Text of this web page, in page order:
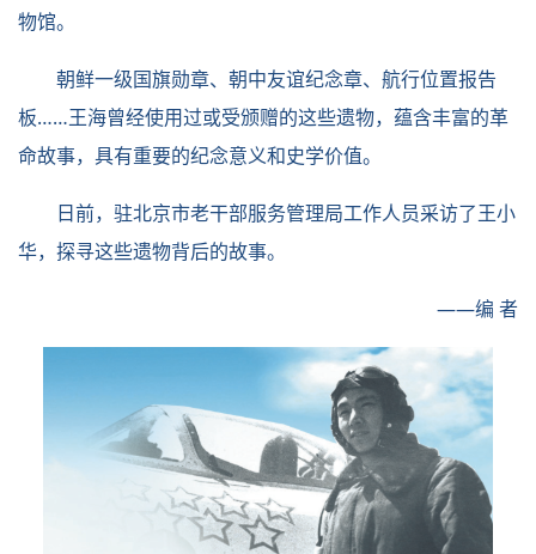
物馆。
朝鲜一级国旗勋章、朝中友谊纪念章、航行位置报告
板……王海曾经使用过或受颁赠的这些遗物，蕴含丰富的革
命故事，具有重要的纪念意义和史学价值。
日前，驻北京市老干部服务管理局工作人员采访了王小
华，探寻这些遗物背后的故事。
——编 者